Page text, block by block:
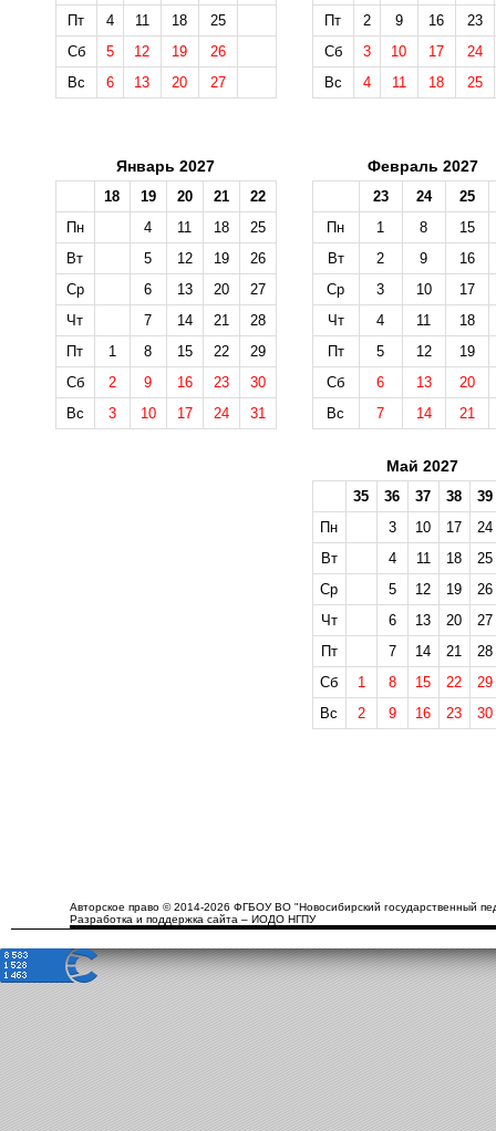
Пт
4 11 18
25
Сб
5 12 19
26
Вс
6 13 20 27
Пт
2 9 16
23
Сб
3 10 17
24
Вс
4 11 18 25
Январь 2027
18 19 20 21
22
Пн
4 11 18
25
Вт
5 12 19
26
Ср
6 13 20
27
Чт
7 14 21
28
Пт
1 8 15 22
29
Сб
2 9 16 23
30
Вс
3 10 17 24 31
Февраль 2027
23 24
25
Пн
1 8
15
Вт
2 9
16
Ср
3 10
17
Чт
4 11
18
Пт
5 12
19
Сб
6 13
20
Вс
7 14 21
Май 2027
35 36 37 38
39
Пн
3 10 17
24
Вт
4 11 18
25
Ср
5 12 19
26
Чт
6 13 20
27
Пт
7 14 21
28
Сб
1 8 15 22
29
Вс
2 9 16 23 30
Авторское право © 2014-2026 ФГБОУ ВО "Новосибирский государственный
Разработка и поддержка сайта – ИОДО НГПУ